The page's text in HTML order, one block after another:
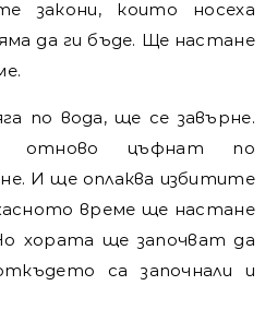
закони, които носеха
да ги бъде. Ще настане
по вода, ще се завърне.
отново цъфнат по
И ще оплаква избитите
време ще настане
хората ще започват да
са започнали и